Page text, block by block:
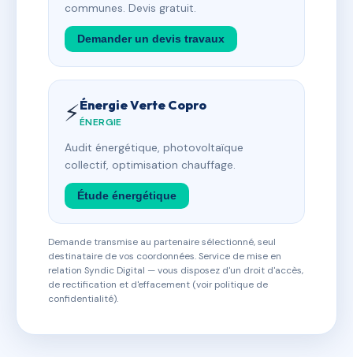
communes. Devis gratuit.
Demander un devis travaux
⚡Énergie Verte Copro
ÉNERGIE
Audit énergétique, photovoltaïque
collectif, optimisation chauffage.
Étude énergétique
Demande transmise au partenaire sélectionné, seul
destinataire de vos coordonnées. Service de mise en
relation Syndic Digital — vous disposez d'un droit d'accès,
de rectification et d'effacement (voir politique de
confidentialité).